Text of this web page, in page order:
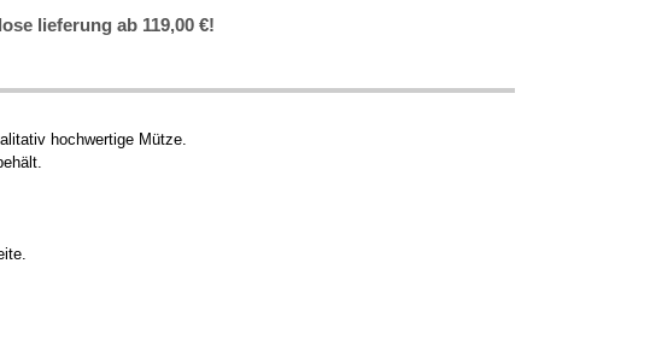
lieferung ab 119,00 €!
hochwertige Mütze.